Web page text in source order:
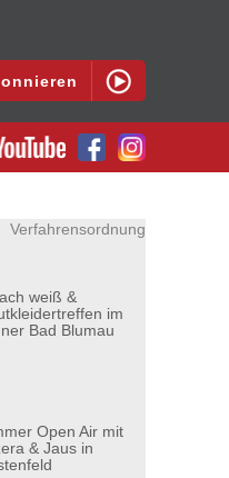
Verfahrensordnung
weiß &
im
Bad Blumau
Open Air mit
& Jaus in